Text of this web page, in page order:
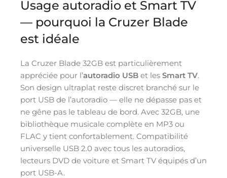
Usage autoradio et Smart TV
— pourquoi la Cruzer Blade
est idéale
La Cruzer Blade 32GB est particulièrement
appréciée pour l’autoradio USB et les Smart TV.
Son design ultraplat reste discret branché sur le
port USB de l’autoradio — elle ne dépasse pas et
ne gêne pas le tableau de bord. Avec 32GB, une
bibliothèque musicale complète en MP3 ou
FLAC y tient confortablement. Compatibilité
universelle USB 2.0 avec tous les autoradios,
lecteurs DVD de voiture et Smart TV équipés d’un
port USB-A.